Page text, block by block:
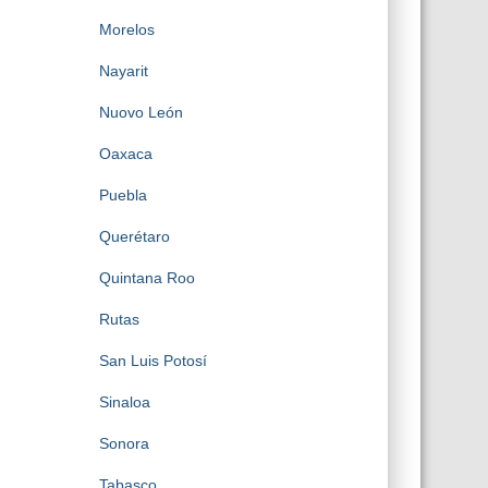
Morelos
Nayarit
Nuovo León
Oaxaca
Puebla
Querétaro
Quintana Roo
Rutas
San Luis Potosí
Sinaloa
Sonora